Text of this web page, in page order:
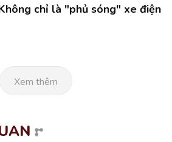
chỉ là "phủ sóng" xe điện
Xem thêm